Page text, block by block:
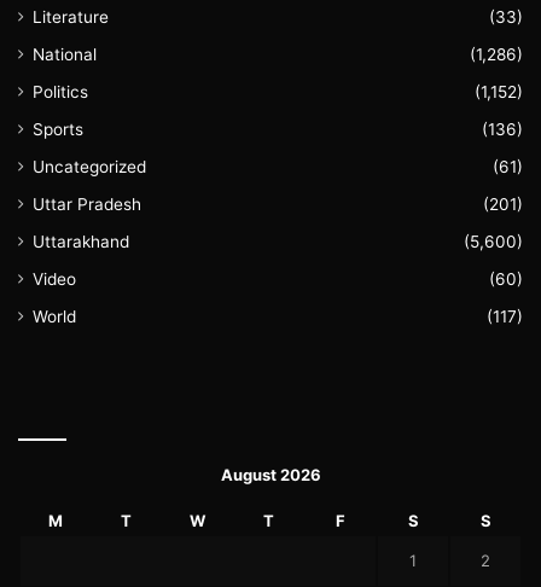
Literature
(33)
National
(1,286)
Politics
(1,152)
Sports
(136)
Uncategorized
(61)
Uttar Pradesh
(201)
Uttarakhand
(5,600)
Video
(60)
World
(117)
August 2026
M T W T F S S
1 2